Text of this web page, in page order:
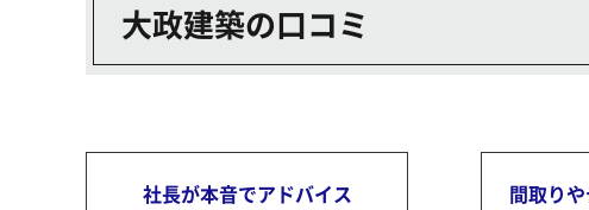
大政建築の口コミ
社長が本音でアドバイス
間取り